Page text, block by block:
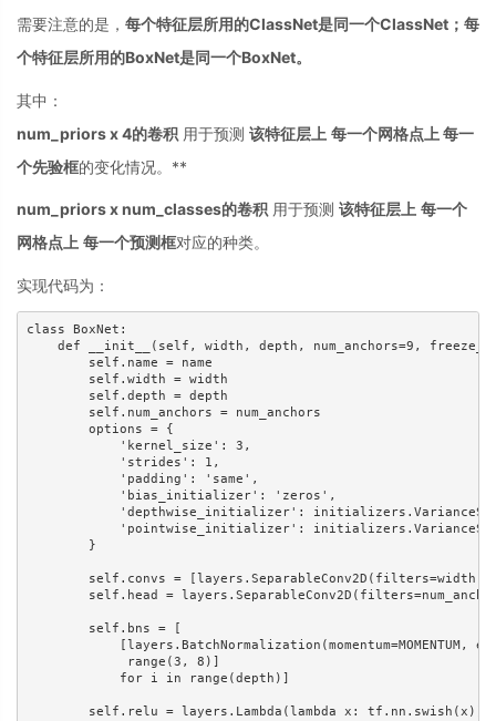
需要注意的是， 每个特征层所用的ClassNet是同一个ClassNet；每
个特征层所用的BoxNet是同一个BoxNet。
其中：
num_priors x 4的卷积 用于预测 该特征层上 每一个网格点上 每一
个先验框的变化情况。**
num_priors x num_classes的卷积 用于预测 该特征层上 每一个
网格点上 每一个预测框对应的种类。
实现代码为：
class BoxNet:
def __init__(self, width, depth, num_anchors=9,
        self.name = name
        self.width = width
        self.depth = depth
        self.num_anchors = num_anchors
        options = {
            'kernel_size': 3,
            'strides': 1,
            'padding': 'same',
            'bias_initializer': 'zeros',
'depthwise_initializer':
'pointwise_initializer':
        }
self.convs =
self.head =
        self.bns = [
[layers.BatchNormalization(momentum=MOMENTUM,
             range(3, 8)]
            for i in range(depth)]
        self.relu = layers.Lambda(lambda x: tf.nn.swish(x))